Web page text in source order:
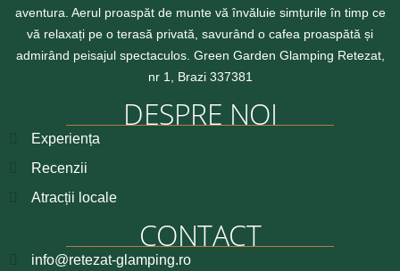
aventura. Aerul proaspăt de munte vă învăluie simțurile în timp ce
vă relaxați pe o terasă privată, savurând o cafea proaspătă și
admirând peisajul spectaculos. Green Garden Glamping Retezat,
nr 1, Brazi 337381
DESPRE NOI
Experiența
Recenzii
Atracții locale
CONTACT
info@retezat-glamping.ro